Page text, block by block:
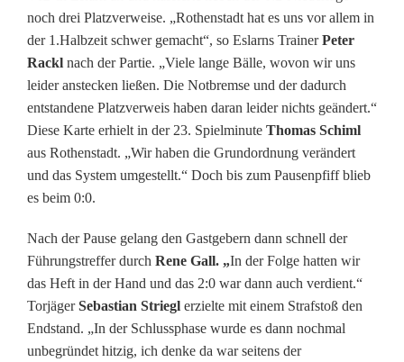
e
n
G
r
f
n
w
ö
h
noch drei Platzverweise. „Rothenstadt hat es uns vor allem in
der 1.Halbzeit schwer gemacht“, so Eslarns TrainerPeter
Rackl nach der Partie. „Viele lange Bälle, wovon wir uns
leider anstecken ließen. Die Notbremse und der dadurch
entstandene Platzverweis haben daran leider nichts geändert.“
Diese Karte erhielt in der 23. Spielminute Thomas Schiml
aus Rothenstadt. „Wir haben die Grundordnung verändert
und das System umgestellt.“ Doch bis zum Pausenpfiff blieb
es beim 0:0.
Nach der Pause gelang den Gastgebern dann schnell der
Führungstreffer durch Rene Gall. „In der Folge hatten wir
das Heft in der Hand und das 2:0 war dann auch verdient.“
TorjägerSebastian Striegl erzielte mit einem Strafstoß den
Endstand. „In der Schlussphase wurde es dann nochmal
unbegründet hitzig, ich denke da war seitens der